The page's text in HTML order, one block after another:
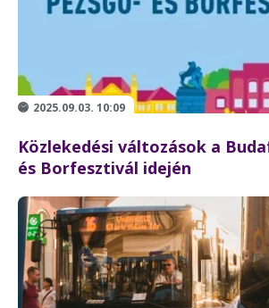
2025.09.03. 10:09
Közlekedési változások a
és Borfesztivál idején